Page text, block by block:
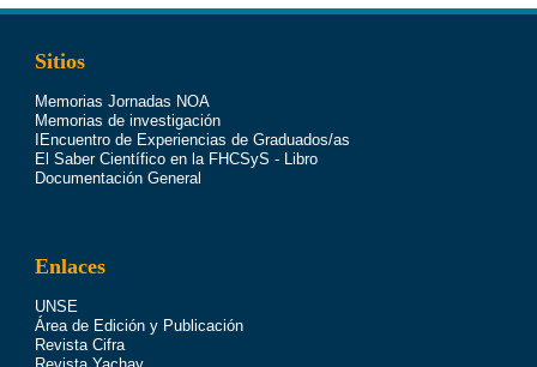
Sitios
Memorias Jornadas NOA
Memorias de investigación
IEncuentro de Experiencias de Graduados/as
El Saber Científico en la FHCSyS - Libro
Documentación General
Enlaces
UNSE
Área de Edición y Publicación
Revista Cifra